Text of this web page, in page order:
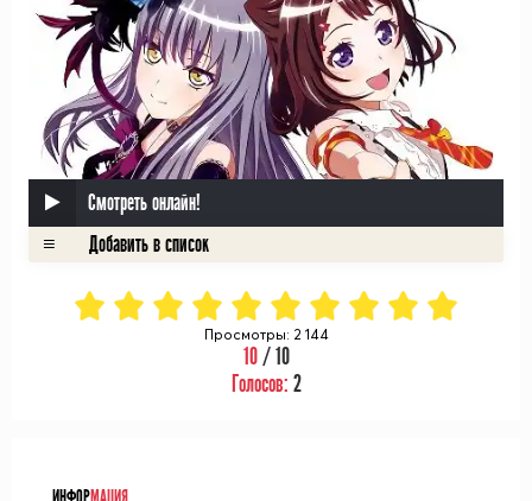
Смотреть онлайн!
Просмотры: 2 144
10/ 10
Голосов: 2